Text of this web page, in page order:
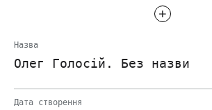
Назва
Олег Голосій. Без назви
Дата створення